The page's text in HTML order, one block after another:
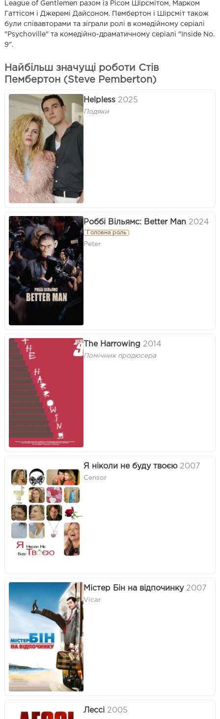
League of Gentlemen разом із Рісом Шірсмітом, Марком
Гаттісом і Джеремі Дайсоном. Пембертон і Шірсміт також
були співавторами та зіграли ролі в комедійному серіалі
"Psychoville" та комедійно-драматичному серіалі "Inside No.
9".
Найбільш значущі роботи Стів
Пембертон (Steve Pemberton)
Helpless 2025
Подяки
Роббі Вільямс: Better Man 2024
Головна роль
Peter
The Harrowing 2014
Помічник продюсера
Я ніколи не буду твоєю 2007
Censor
Містер Бін на відпочинку 2007
Vicar
Лессі 2005